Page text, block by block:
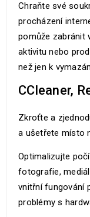
Chraňte své
procházení
pomůže zabránit
aktivitu nebo
než jen k
CCleaner,
Zkroťte a
a ušetřete místo
Optimalizujte
fotografie,
vnitřní fungování
problémy s